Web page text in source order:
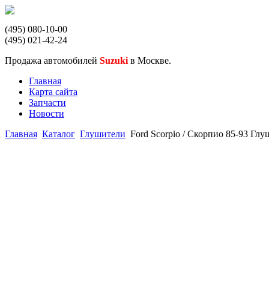
(495) 080-10-00
(495) 021-42-24
Продажа автомобилей Suzuki в Москве.
Главная
Карта сайта
Запчасти
Новости
Главная Каталог Глушители Ford Scorpio / Скорпио 85-93